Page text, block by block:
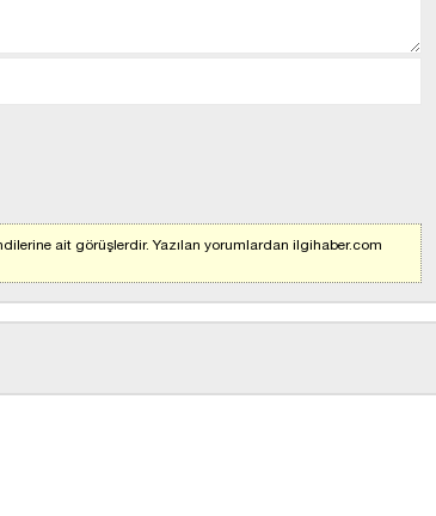
ait görüşlerdir. Yazılan yorumlardan ilgihaber.com